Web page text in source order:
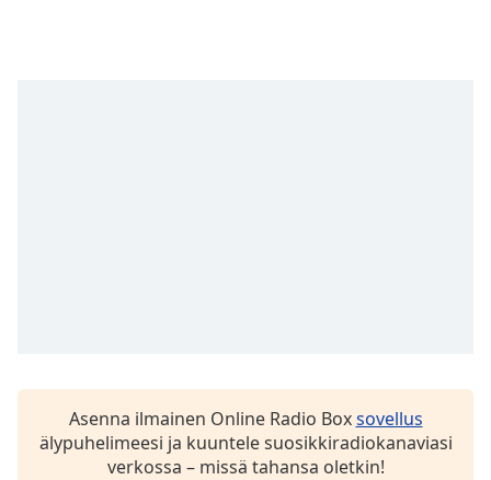
Asenna ilmainen Online Radio Boxsovellus
älypuhelimeesi ja kuuntele suosikkiradiokanaviasi
verkossa – missä tahansa oletkin!